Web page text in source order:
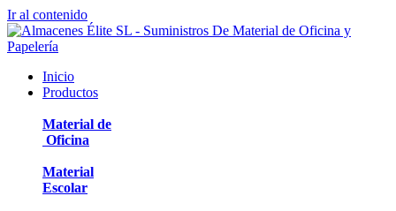
Ir al contenido
Inicio
Productos
Material de
Oficina
Material
Escolar